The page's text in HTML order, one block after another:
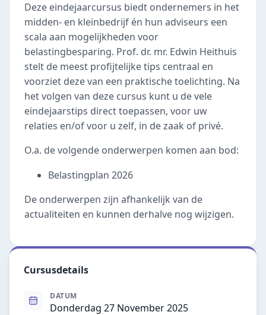
Deze eindejaarcursus biedt ondernemers in het
midden- en kleinbedrijf én hun adviseurs een
scala aan mogelijkheden voor
belastingbesparing. Prof. dr. mr. Edwin Heithuis
stelt de meest profijtelijke tips centraal en
voorziet deze van een praktische toelichting. Na
het volgen van deze cursus kunt u de vele
eindejaarstips direct toepassen, voor uw
relaties en/of voor u zelf, in de zaak of privé.
O.a. de volgende onderwerpen komen aan bod:
Belastingplan 2026
De onderwerpen zijn afhankelijk van de
actualiteiten en kunnen derhalve nog wijzigen.
Cursusdetails
DATUM
Donderdag 27 November 2025